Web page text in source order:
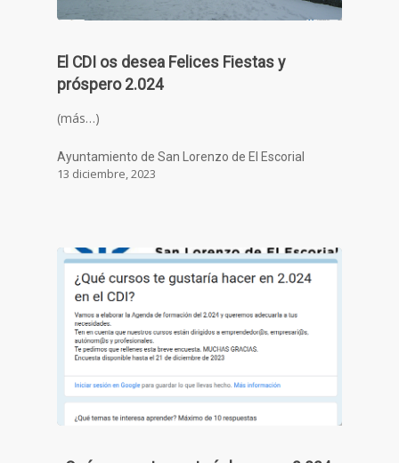
El CDI os desea Felices Fiestas y
próspero 2.024
(más…)
Ayuntamiento de San Lorenzo de El Escorial
13 diciembre, 2023